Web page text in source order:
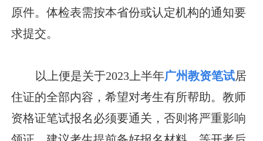
原件。体检表需按本省份或认定机构的通知要
求提交。
以上便是关于2023上半年广州教资笔试居
住证的全部内容，希望对考生有所帮助。教师
资格证笔试报名必须要通关，否则将严重影响